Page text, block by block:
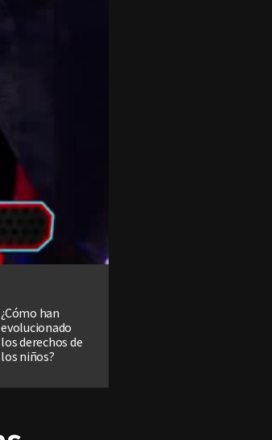
¿Cómo han
evolucionado
los derechos de
los niños?